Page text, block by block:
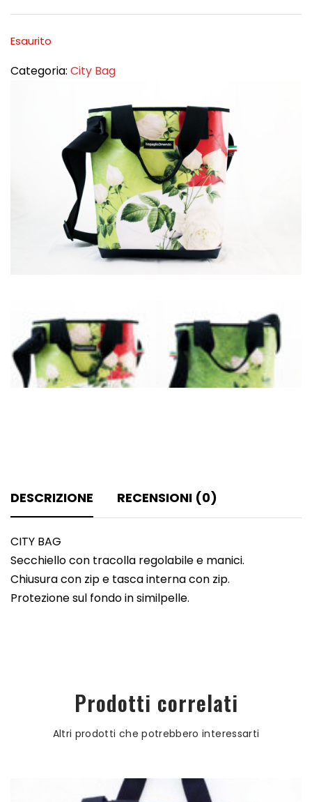
Esaurito
Categoria: City Bag
DESCRIZIONE RECENSIONI (0)
CITY BAG
Secchiello con tracolla regolabile e manici.
Chiusura con zip e tasca interna con zip.
Protezione sul fondo in similpelle.
Prodotti correlati
Altri prodotti che potrebbero interessarti